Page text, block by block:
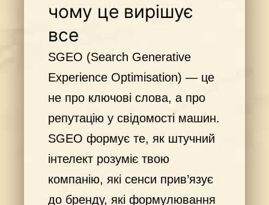
чому це вирішує
все
SGEO (Search Generative
Experience Optimisation) — це
не про ключові слова, а про
репутацію у свідомості машин.
SGEO формує те, як штучний
інтелект розуміє твою
компанію, які сенси прив’язує
до бренду, які формулювання